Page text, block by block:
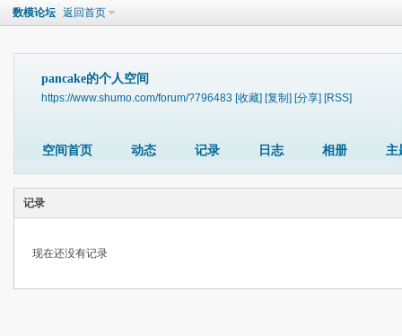
数模论坛 返回首页
pancake的个人空间
https://www.shumo.com/forum/?796483 [收藏] [复制] [分享] [RSS]
空间首页 动态 记录 日志 相册 主
记录
现在还没有记录